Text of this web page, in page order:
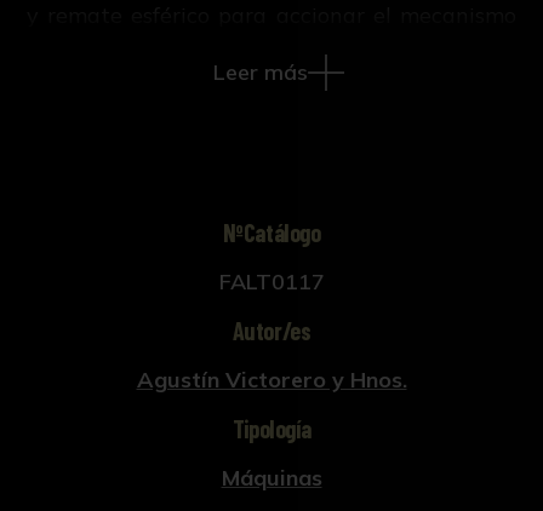
que deposita la cantidad exacta de tabaco
Leer más
NºCatálogo
FALT0117
Autor/es
Agustín Victorero y Hnos.
Tipología
Máquinas